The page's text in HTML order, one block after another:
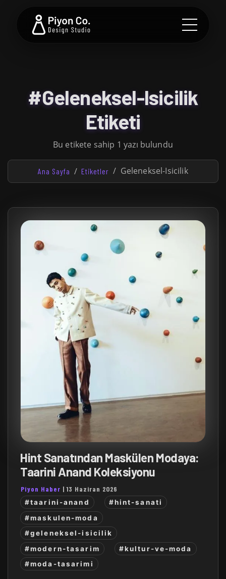
#Geleneksel-Isicilik
Etiketi
Bu etikete sahip 1 yazı bulundu
Ana Sayfa Etiketler Geleneksel-Isicilik
Hint Sanatından Maskülen Modaya:
Taarini Anand Koleksiyonu
Piyon Haber |13 Haziran 2026
#taarini-anand
#hint-sanati
#maskulen-moda
#geleneksel-isicilik
#modern-tasarim
#kultur-ve-moda
#moda-tasarimi